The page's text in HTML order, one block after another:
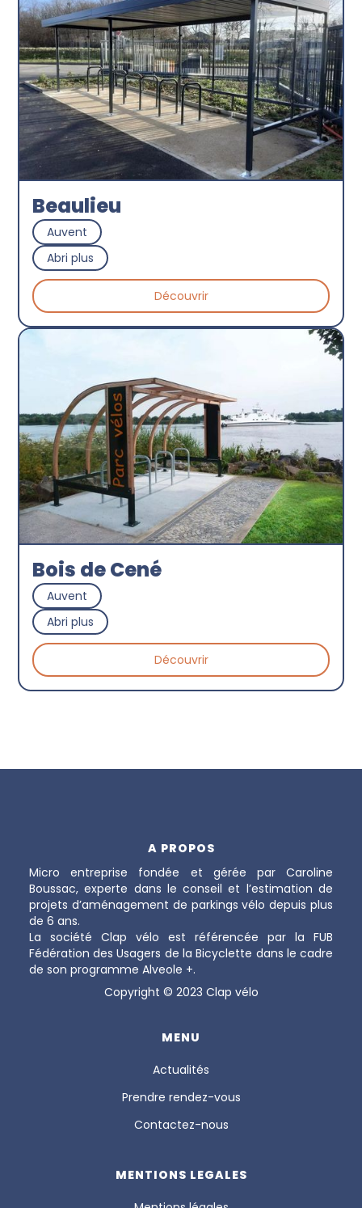
Beaulieu
Auvent
Abri plus
Découvrir
Bois de Cené
Auvent
Abri plus
Découvrir
A PROPOS
Micro entreprise fondée et gérée par Caroline
Boussac, experte dans le conseil et l’estimation de
projets d’aménagement de parkings vélo depuis plus
de 6 ans.
La société Clap vélo est référencée par la FUB
Fédération des Usagers de la Bicyclette dans le cadre
de son programme Alveole +.
Copyright © 2023 Clap vélo
MENU
Actualités
Prendre rendez-vous
Contactez-nous
MENTIONS LEGALES